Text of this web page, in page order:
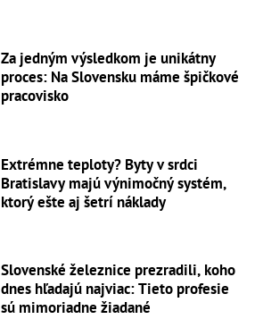
Za jedným výsledkom je unikátny
proces: Na Slovensku máme špičkové
pracovisko
Extrémne teploty? Byty v srdci
Bratislavy majú výnimočný systém,
ktorý ešte aj šetrí náklady
Slovenské železnice prezradili, koho
dnes hľadajú najviac: Tieto profesie
sú mimoriadne žiadané